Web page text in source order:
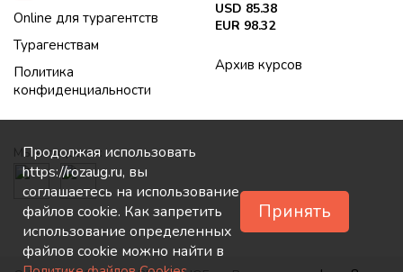
Продолжая использовать
https://rozaug.ru, вы
соглашаетесь на использование
файлов cookie. Как запретить
использование определенных
файлов cookie можно найти в
Принять
Online для турагентств
Турагенствам
Политика
конфиденциальности
USD 85.38
EUR 98.32
Архив курсов
Мы в соцсетях: